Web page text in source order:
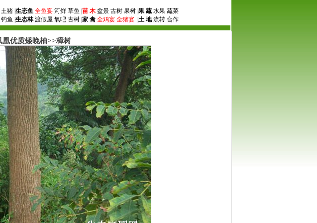
猪 | 生态鱼 全鱼宴 河鲜 草鱼 | 苗 木 盆景 古树 果树 | 果 蔬水果 蔬菜
鱼 | 生态林 渡假屋 氧吧 古树 | 家 禽 全鸡宴 全猪宴 土 地流转 合作
凰优质矮晚柚>>樟树